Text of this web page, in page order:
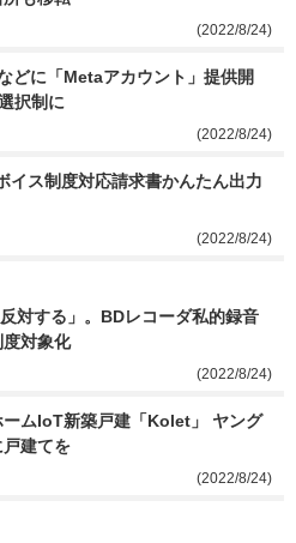
(2022/8/24)
どに「Metaアカウント」提供開
択制に
(2022/8/24)
イス制度対応請求書かんたん出力
(2022/8/24)
対する」。BDレコーダ私的録音
対象化
(2022/8/24)
ームIoT新築戸建「Kolet」 ヤング
建てを
(2022/8/24)